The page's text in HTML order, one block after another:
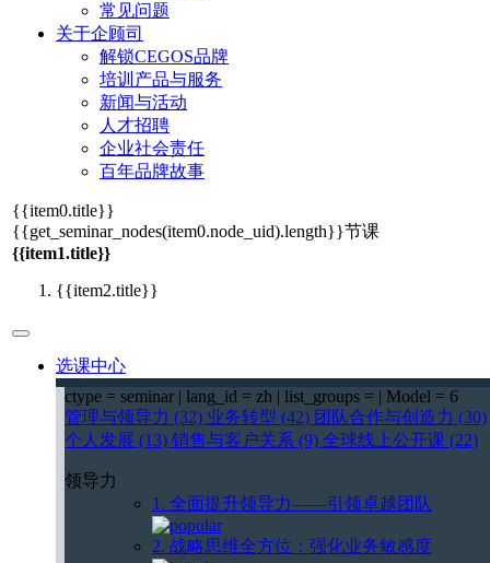
常见问题
关于企顾司
解锁CEGOS品牌
培训产品与服务
新闻与活动
人才招聘
企业社会责任
百年品牌故事
{{item0.title}}
{{get_seminar_nodes(item0.node_uid).length}}节课
{{item1.title}}
{{item2.title}}
选课中心
ctype = seminar | lang_id = zh | list_groups = | Model = 6
管理与领导力 (32) 业务转型 (42) 团队合作与创造力 (30)
个人发展 (13) 销售与客户关系 (9) 全球线上公开课 (22)
领导力
1. 全面提升领导力——引领卓越团队
2. 战略思维全方位：强化业务敏感度